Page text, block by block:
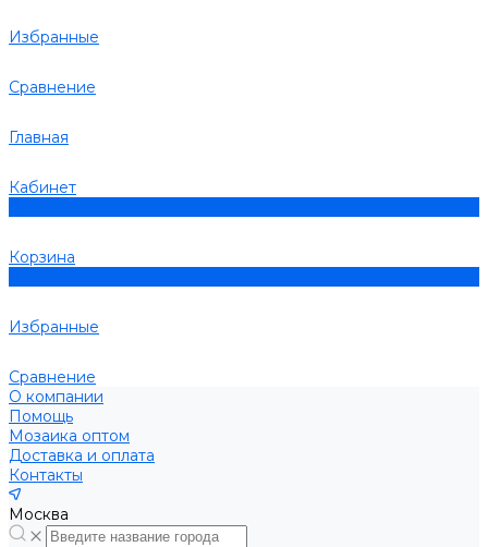
Избранные
Сравнение
Главная
Кабинет
Корзина
Избранные
Сравнение
О компании
Помощь
Мозаика оптом
Доставка и оплата
Контакты
Москва